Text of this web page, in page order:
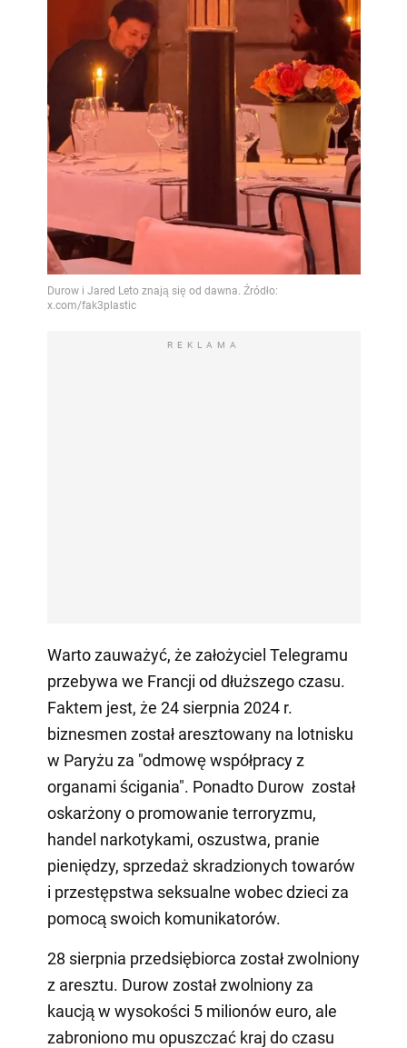
REKLAMA
Warto zauważyć, że założyciel Telegramu
przebywa we Francji od dłuższego czasu.
Faktem jest, że 24 sierpnia 2024 r.
biznesmen został aresztowany na lotnisku
w Paryżu za "odmowę współpracy z
organami ścigania". Ponadto Durow został
oskarżony o promowanie terroryzmu,
handel narkotykami, oszustwa, pranie
pieniędzy, sprzedaż skradzionych towarów
i przestępstwa seksualne wobec dzieci za
pomocą swoich komunikatorów.
28 sierpnia przedsiębiorca został zwolniony
z aresztu. Durow został zwolniony za
kaucją w wysokości 5 milionów euro, ale
zabroniono mu opuszczać kraj do czasu